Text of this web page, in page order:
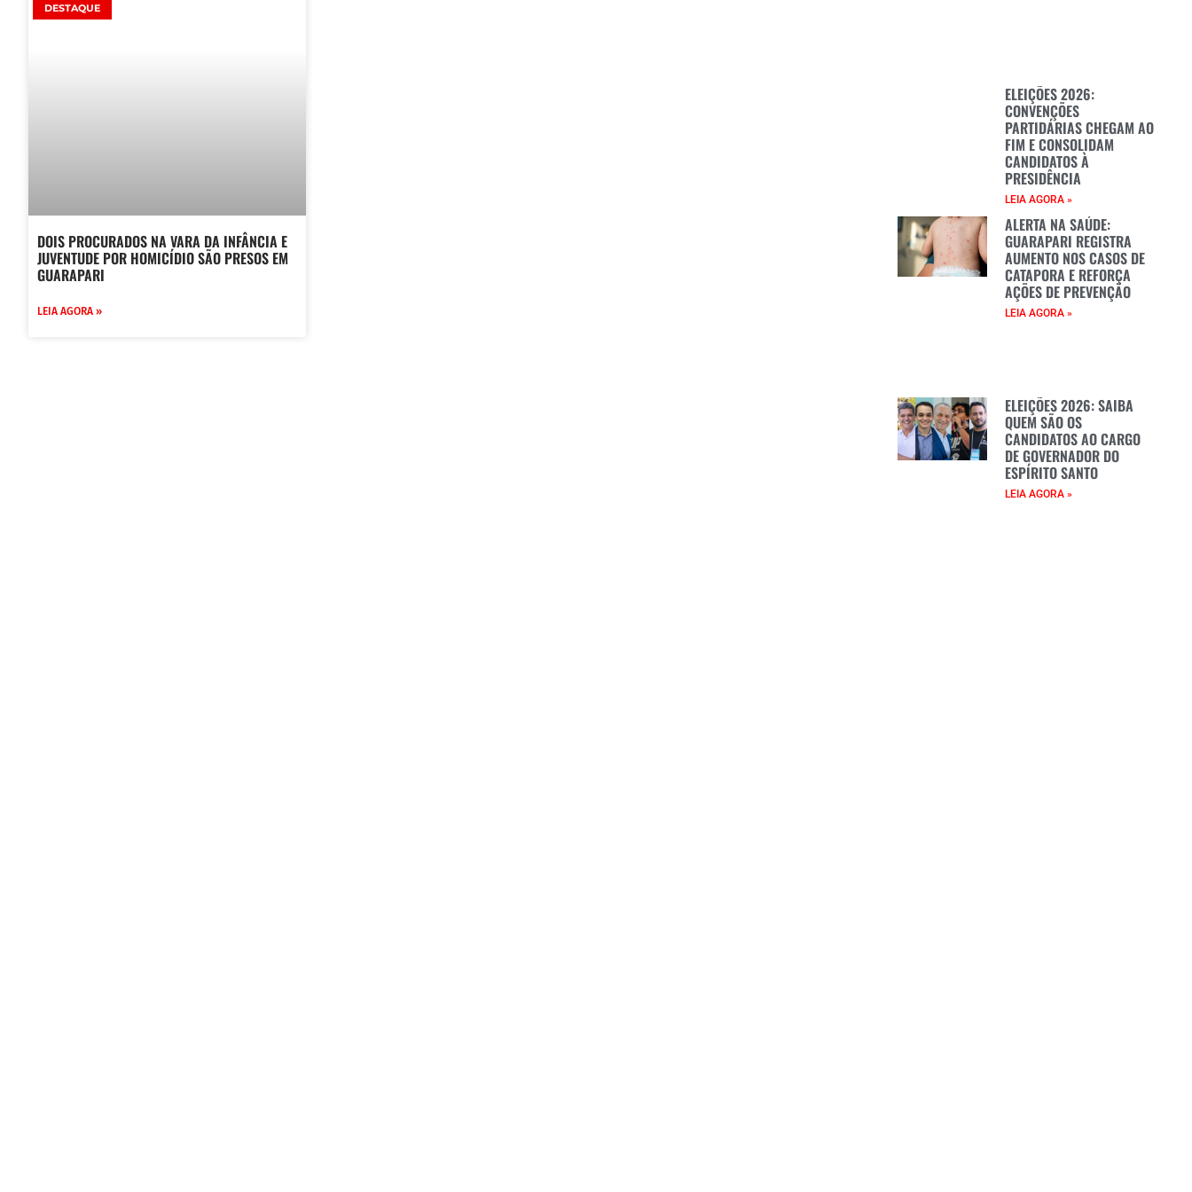
DESTAQUE
DOIS PROCURADOS NA VARA DA INFÂNCIA E
JUVENTUDE POR HOMICÍDIO SÃO PRESOS EM
GUARAPARI
LEIA AGORA »
ELEIÇÕES 2026:
CONVENÇÕES
PARTIDÁRIAS CHEGAM AO
FIM E CONSOLIDAM
CANDIDATOS À
PRESIDÊNCIA
LEIA AGORA »
ALERTA NA SAÚDE:
GUARAPARI REGISTRA
AUMENTO NOS CASOS DE
CATAPORA E REFORÇA
AÇÕES DE PREVENÇÃO
LEIA AGORA »
ELEIÇÕES 2026: SAIBA
QUEM SÃO OS
CANDIDATOS AO CARGO
DE GOVERNADOR DO
ESPÍRITO SANTO
LEIA AGORA »